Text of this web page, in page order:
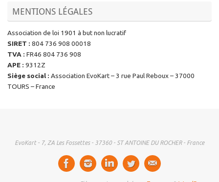
MENTIONS LÉGALES
Association de loi 1901 à but non lucratif
SIRET : 804 736 908 00018
TVA : FR46 804 736 908
APE : 9312Z
Siège social : Association EvoKart – 3 rue Paul Reboux – 37000
TOURS – France
EvoKart - 7, ZA Les Fossettes - 37360 - ST ANTOINE DU ROCHER - France